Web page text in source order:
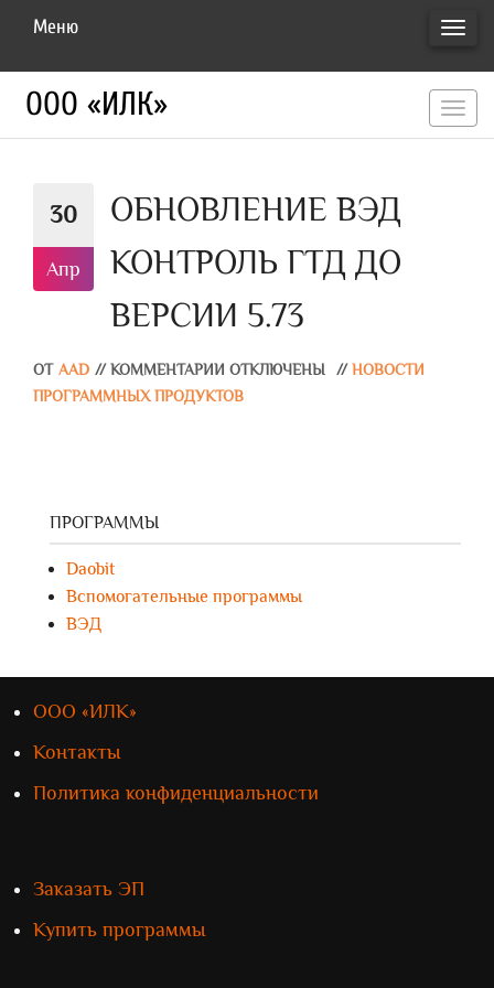
Меню
ООО «ИЛК»
30
Апр
ОБНОВЛЕНИЕ ВЭД
КОНТРОЛЬ ГТД ДО
ВЕРСИИ 5.73
ОТ AAD // КОММЕНТАРИИ ОТКЛЮЧЕНЫ // НОВОСТИ
ПРОГРАММНЫХ ПРОДУКТОВ
ПРОГРАММЫ
Daobit
Вспомогательные программы
ВЭД
ООО «ИЛК»
Контакты
Политика конфиденциальности
Заказать ЭП
Купить программы